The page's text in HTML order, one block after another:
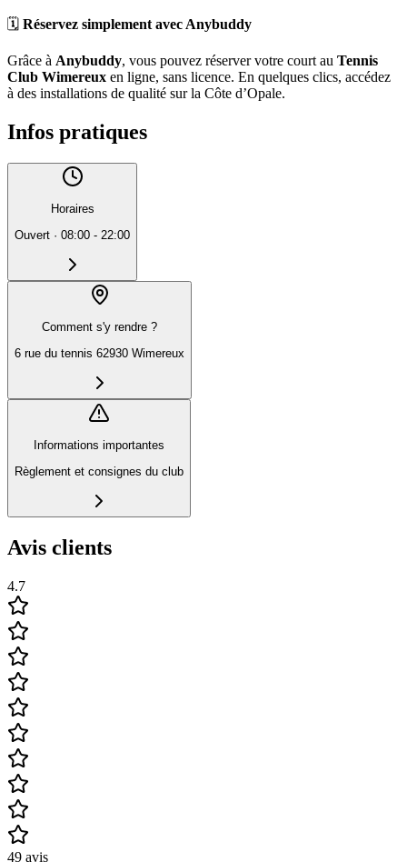
🗓️ Réservez simplement avec Anybuddy
Grâce à Anybuddy, vous pouvez réserver votre court au Tennis
Club Wimereux en ligne, sans licence. En quelques clics, accédez
à des installations de qualité sur la Côte d’Opale.
Infos pratiques
Horaires
Ouvert · 08:00 - 22:00
Comment s'y rendre ?
6 rue du tennis 62930 Wimereux
Informations importantes
Règlement et consignes du club
Avis clients
4.7
49 avis